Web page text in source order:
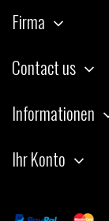
Firma
Contact us
Informationen
Ihr Konto